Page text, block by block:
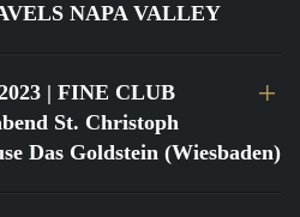
NAPA VALLEY
| FINE CLUB
St. Christoph
Das Goldstein (Wiesbaden)